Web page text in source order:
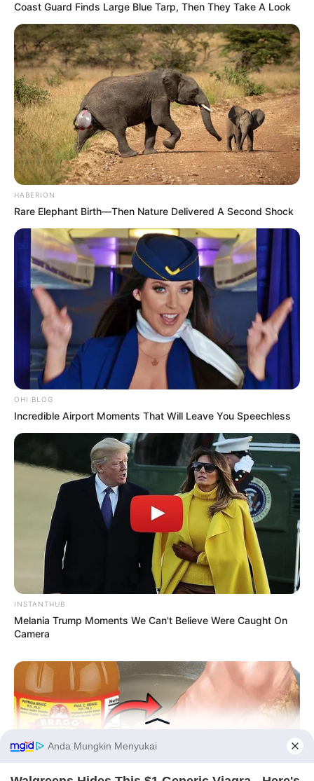
8 Kata Lucu Seputar Malam
Minggu ala Jomblo yang Bikin
Ngenes
10 Desain Kanopi Tempat
Tidur, Serasa Beristirahat di
Kamar Raja
Tampil Lebih Modern, 7 Potret
Hasil Renovasi Rumah Berusia
Coast Guard Finds Large Blue Tarp, Then They Take A Look
HABERION
Rare Elephant Birth—Then Nature Delivered A Second Shock
OHI BLOG
Incredible Airport Moments That Will Leave You Speechless
INSTANTHUB
Melania Trump Moments We Can't Believe Were Caught On
Camera